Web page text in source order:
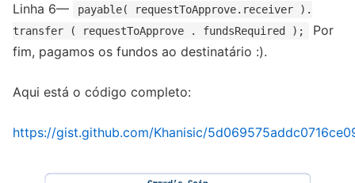
Linha 6—
payable( requestToApprove.receiver ).
transfer ( requestToApprove . fundsRequired );
Por
fim, pagamos os fundos ao destinatário :).
Aqui está o código completo:
https://gist.github.com/Khanisic/